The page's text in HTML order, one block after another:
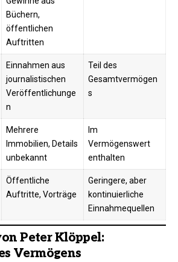
Büchern,
öffentlichen
Auftritten
Einnahmen aus
journalistischen
Veröffentlichunge
n
Teil des
Gesamtvermögen
s
Mehrere
Immobilien, Details
unbekannt
Im
Vermögenswert
enthalten
Öffentliche
Auftritte, Vorträge
Geringere, aber
kontinuierliche
Einnahmequellen
Peter Klöppel:
Vermögens